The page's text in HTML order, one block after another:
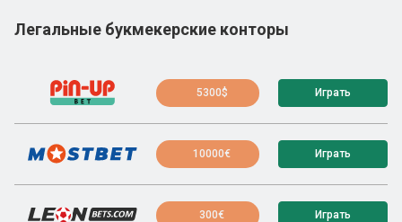
Легальные букмекерские конторы
5300$ Играть
10000€ Играть
300€ Играть